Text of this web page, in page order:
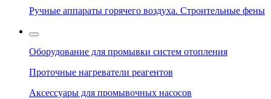
Ручные аппараты горячего воздуха. Строительные фены
Оборудование для промывки систем отопления
Проточные нагреватели реагентов
Аксессуары для промывочных насосов